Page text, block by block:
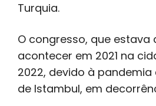
Turquia.
O congresso, que
acontecer em 2021 na
2022, devido à
de Istambul, em